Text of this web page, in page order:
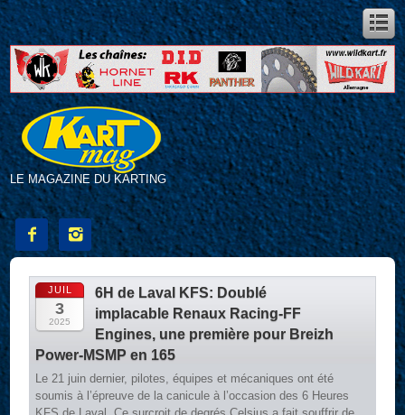
LE MAGAZINE DU KARTING
 
JUIL
3
2025
6H de Laval KFS: Doublé
implacable Renaux Racing-FF
Engines, une première pour Breizh
Power-MSMP en 165
Le 21 juin dernier, pilotes, équipes et mécaniques ont été
soumis à l’épreuve de la canicule à l’occasion des 6 Heures